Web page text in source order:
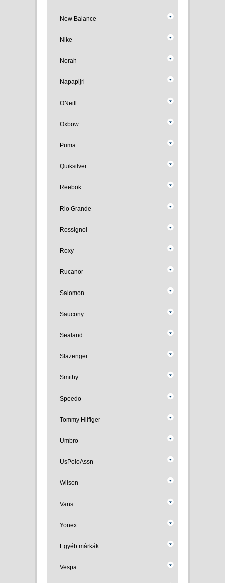
New Balance
Nike
Norah
Napapijri
ONeill
Oxbow
Puma
Quiksilver
Reebok
Rio Grande
Rossignol
Roxy
Rucanor
Salomon
Saucony
Sealand
Slazenger
Smithy
Speedo
Tommy Hilfiger
Umbro
UsPoloAssn
Wilson
Vans
Yonex
Egyéb márkák
Vespa